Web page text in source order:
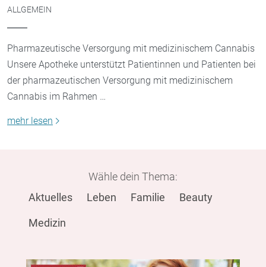
ALLGEMEIN
Pharmazeutische Versorgung mit medizinischem Cannabis
Unsere Apotheke unterstützt Patientinnen und Patienten bei
der pharmazeutischen Versorgung mit medizinischem
Cannabis im Rahmen …
mehr lesen
Wähle dein Thema:
Aktuelles
Leben Familie Beauty
Medizin